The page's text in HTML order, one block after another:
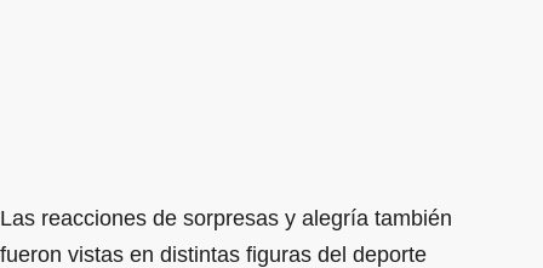
Las reacciones de sorpresas y alegría también
fueron vistas en distintas figuras del deporte